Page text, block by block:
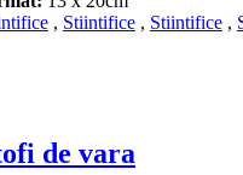
, Stiintifice , Stiintifice ,
de vara